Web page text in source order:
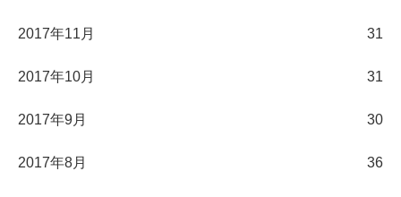
2017年11月 31
2017年10月 31
2017年9月 30
2017年8月 36